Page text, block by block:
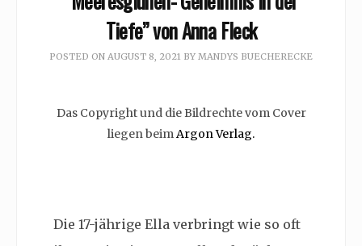
Tiefe” von Anna Fleck
POSTED ON AUGUST 8, 2021 BY MANDYS BUECHERECKE
Das Copyright und die Bildrechte vom Cover
liegen beimArgon Verlag.
Die 17-jährige Ella verbringt wie so oft